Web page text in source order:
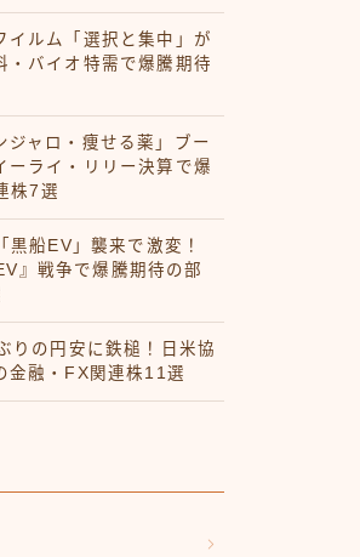
イルム「選択と集中」が
・バイオ特需で爆騰期待
ジャロ・痩せる薬」ブー
ーライ・リリー決算で爆
株7選
黒船EV」襲来で激変！
』戦争で爆騰期待の部
りの円安に鉄槌！日米協
金融・FX関連株11選